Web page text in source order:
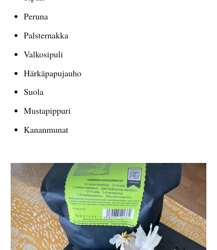
Peruna
Palsternakka
Valkosipuli
Härkäpapujauho
Suola
Mustapippuri
Kananmunat